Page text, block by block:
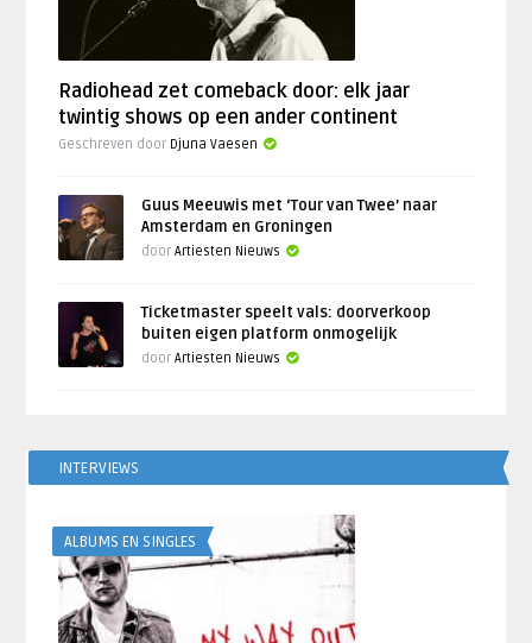
Radiohead zet comeback door: elk jaar
twintig shows op een ander continent
Geschreven door Djuna Vaesen
Guus Meeuwis met ‘Tour van Twee’ naar
Amsterdam en Groningen
doorArtiesten Nieuws
Ticketmaster speelt vals: doorverkoop
buiten eigen platform onmogelijk
doorArtiesten Nieuws
INTERVIEWS
ALBUMS EN SINGLES